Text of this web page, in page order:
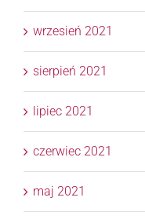
wrzesień 2021
sierpień 2021
lipiec 2021
czerwiec 2021
maj 2021